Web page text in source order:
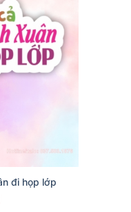
đi họp lớp